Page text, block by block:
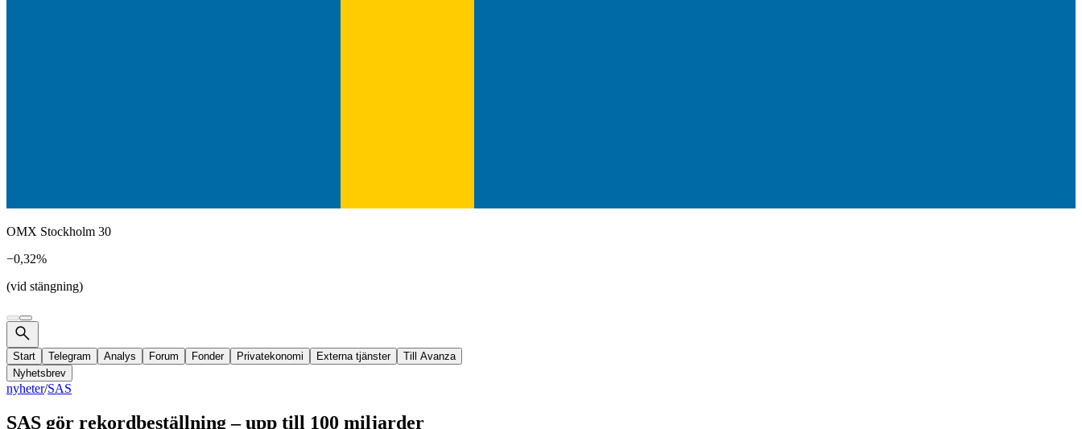
OMX Stockholm 30
−0,32%
(vid stängning)
Start Telegram Analys Forum Fonder Privatekonomi Externa tjänster
Till Avanza
Nyhetsbrev
nyheter/SAS
SAS gör rekordbeställning – upp till 100 miljarder